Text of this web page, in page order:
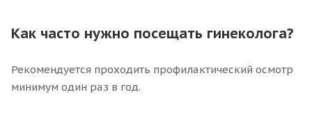
Как часто нужно посещать гинеколога?
Рекомендуется проходить профилактический осмотр
минимум один раз в год.